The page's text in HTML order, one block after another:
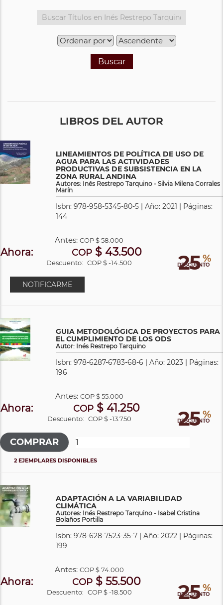
Buscar
LIBROS DEL AUTOR
LINEAMIENTOS DE POLÍTICA DE USO DE
AGUA PARA LAS ACTIVIDADES
PRODUCTIVAS DE SUBSISTENCIA EN LA
ZONA RURAL ANDINA
Autores: Inés Restrepo Tarquino - Silvia Milena Corrales
Marín
Isbn: 978-958-5345-80-5 | Año: 2021 | Páginas:
144
25 %
DESCUENTO
Antes:COP$ 58.000
Ahora: COP$ 43.500
Descuento: COP $ -14.500
NOTIFICARME
GUIA METODOLÓGICA DE PROYECTOS PARA
EL CUMPLIMIENTO DE LOS ODS
Autor: Inés Restrepo Tarquino
Isbn: 978-6287-6783-68-6 | Año: 2023 | Páginas:
196
25 %
DESCUENTO
Antes: COP$ 55.000
Ahora: COP $ 41.250
Descuento: COP $ -13.750
2 EJEMPLARES DISPONIBLES
ADAPTACIÓN A LA VARIABILIDAD
CLIMÁTICA
Autores: Inés Restrepo Tarquino - Isabel Cristina
Bolaños Portilla
Isbn: 978-628-7523-35-7 | Año: 2022 | Páginas:
199
25 %
DESCUENTO
Antes: COP$ 74.000
Ahora: COP $ 55.500
Descuento: COP $ -18.500